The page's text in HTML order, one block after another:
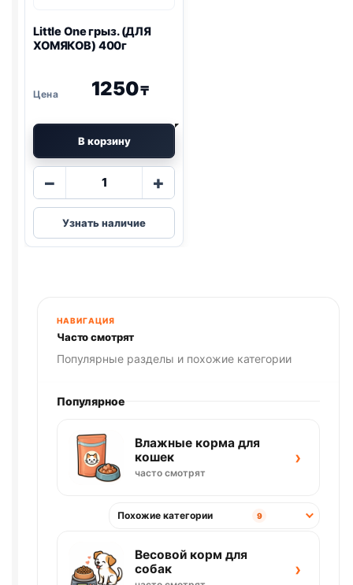
Little Oneгрыз. (ДЛЯ
ХОМЯКОВ) 400г
1250₸
В корзину
−
Количество
Little
One
грыз.
+
Узнать наличие
НАВИГАЦИЯ
Часто смотрят
Популярные разделы и похожие категории
Популярное
Влажные корма для
кошек
часто смотрят
›
Похожие категории 9
Весовой корм для
собак
›